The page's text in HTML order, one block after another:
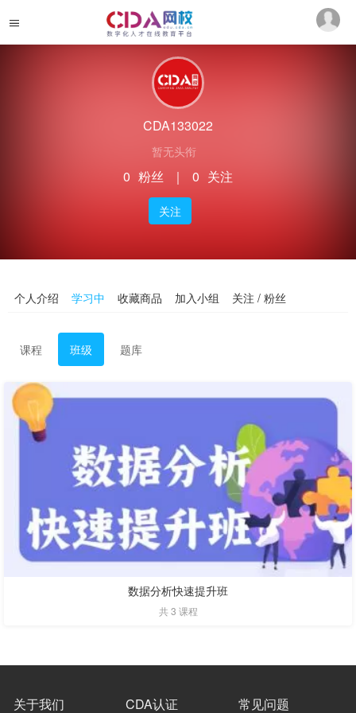
CDA133022
暂无头衔
0 粉丝 ｜ 0 关注
关注
个人介绍 学习中 收藏商品 加入小组 关注 / 粉丝
课程 班级 题库
数据分析快速提升班
共 3 课程
关于我们 CDA认证 常见问题